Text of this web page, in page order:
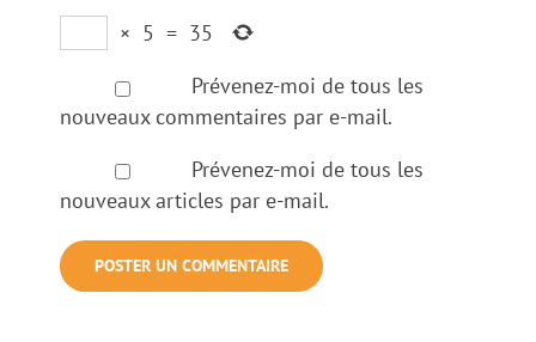
× 5 = 35
Prévenez-moi de tous les
nouveaux commentaires par e-mail.
Prévenez-moi de tous les
nouveaux articles par e-mail.